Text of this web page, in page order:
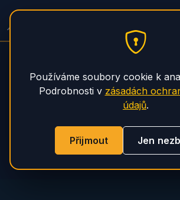
Používáme soubory cookie k
Podrobnosti v zásadách
údajů.
Přijmout Jen